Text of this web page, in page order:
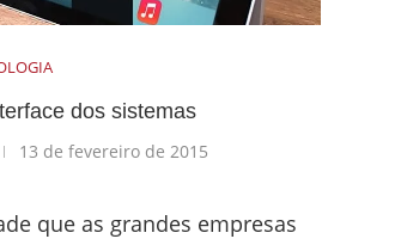
dos sistemas
13 de fevereiro de 2015
que as grandes empresas